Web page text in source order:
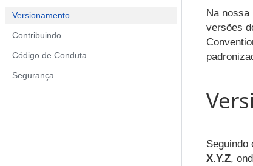
Versionamento
Contribuindo
Código de Conduta
Segurança
Na nossa
versões
Seguindo
X.Y.Z,